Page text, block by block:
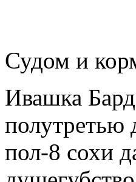
Судом и
Ивашка
полутретью
пол-8 сохи